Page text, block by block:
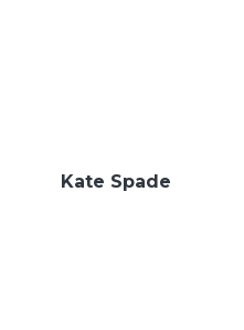
Kate Spade